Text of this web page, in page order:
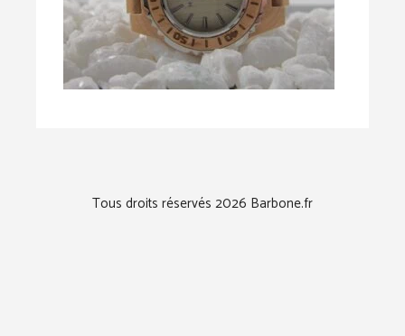
Tous droits réservés 2026 Barbone.fr